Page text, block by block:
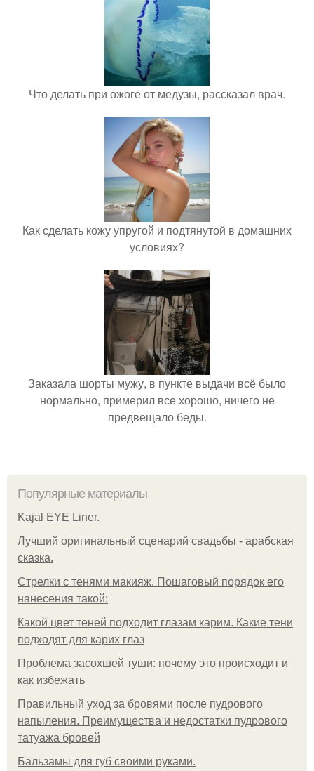
Что делать при ожоге от медузы, рассказал врач.
Как сделать кожу упругой и подтянутой в домашних
условиях?
Заказала шорты мужу, в пункте выдачи всё было
нормально, примерил все хорошо, ничего не
предвещало беды.
Популярные материалы
Kajal EYE Liner.
Лучший оригинальный сценарий свадьбы - арабская
сказка.
Стрелки с тенями макияж. Пошаговый порядок его
нанесения такой:
Какой цвет теней подходит глазам карим. Какие тени
подходят для карих глаз
Проблема засохшей туши: почему это происходит и
как избежать
Правильный уход за бровями после пудрового
напыления. Преимущества и недостатки пудрового
татуажа бровей
Бальзамы для губ своими руками.